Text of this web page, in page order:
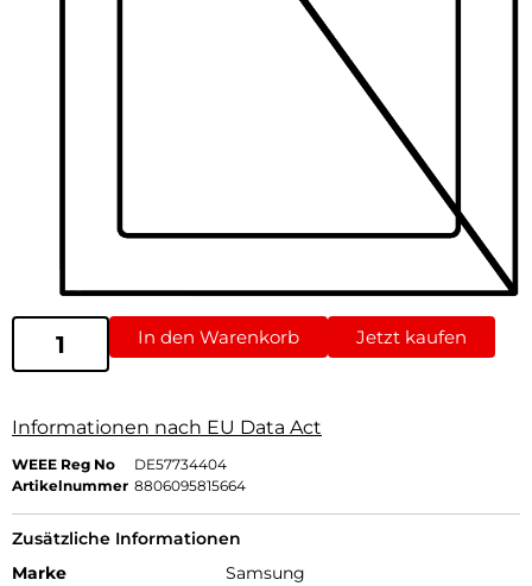
In den Warenkorb Jetzt kaufen
Informationen nach EU Data Act
WEEE Reg No
DE57734404
Artikelnummer 8806095815664
Zusätzliche Informationen
Marke
Samsung